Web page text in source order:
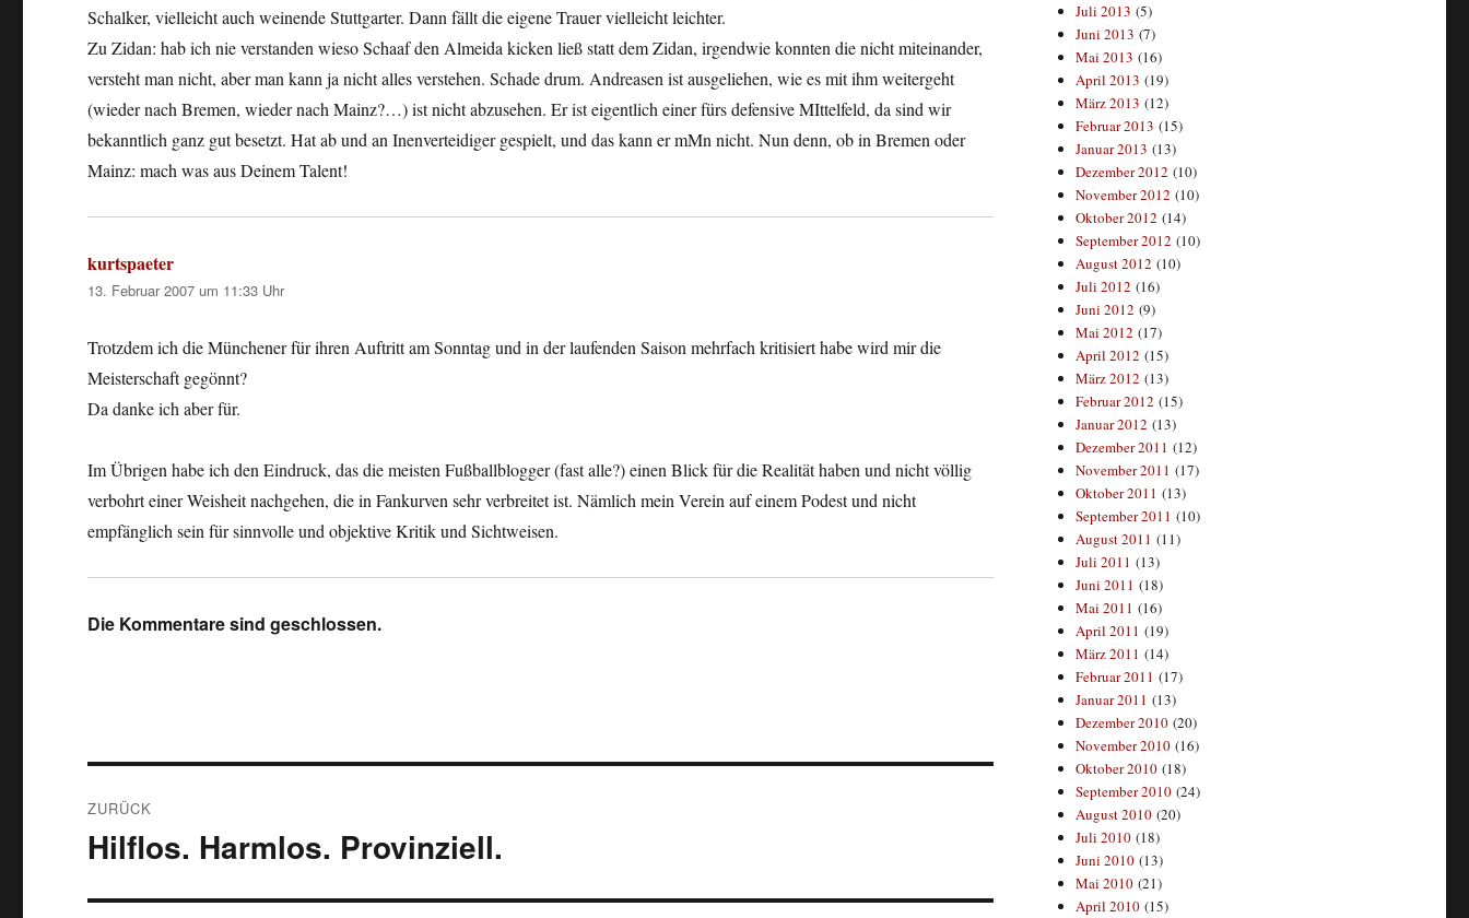
Schalker, vielleicht auch weinende Stuttgarter. Dann fällt die eigene Trauer vielleicht leichter.
Zu Zidan: hab ich nie verstanden wieso Schaaf den Almeida kicken ließ statt dem Zidan, irgendwie konnten die nicht miteinander,
versteht man nicht, aber man kann ja nicht alles verstehen. Schade drum. Andreasen ist ausgeliehen, wie es mit ihm weitergeht
(wieder nach Bremen, wieder nach Mainz?…) ist nicht abzusehen. Er ist eigentlich einer fürs defensive MIttelfeld, da sind wir
bekanntlich ganz gut besetzt. Hat ab und an Inenverteidiger gespielt, und das kann er mMn nicht. Nun denn, ob in Bremen oder
Mainz: mach was aus Deinem Talent!
kurtspaeter
13. Februar 2007 um 11:33 Uhr
Trotzdem ich die Münchener für ihren Auftritt am Sonntag und in der laufenden Saison mehrfach kritisiert habe wird mir die
Meisterschaft gegönnt?
Da danke ich aber für.
Im Übrigen habe ich den Eindruck, das die meisten Fußballblogger (fast alle?) einen Blick für die Realität haben und nicht völlig
verbohrt einer Weisheit nachgehen, die in Fankurven sehr verbreitet ist. Nämlich mein Verein auf einem Podest und nicht
empfänglich sein für sinnvolle und objektive Kritik und Sichtweisen.
Die Kommentare sind geschlossen.
ZURÜCK
Vorheriger
Hilflos. Harmlos. Provinziell.
Juli 2013 (5)
Juni 2013 (7)
Mai 2013 (16)
April 2013 (19)
März 2013 (12)
Februar 2013 (15)
Januar 2013 (13)
Dezember 2012 (10)
November 2012 (10)
Oktober 2012 (14)
September 2012 (10)
August 2012 (10)
Juli 2012 (16)
Juni 2012 (9)
Mai 2012 (17)
April 2012 (15)
März 2012 (13)
Februar 2012 (15)
Januar 2012 (13)
Dezember 2011 (12)
November 2011 (17)
Oktober 2011 (13)
September 2011 (10)
August 2011 (11)
Juli 2011 (13)
Juni 2011 (18)
Mai 2011 (16)
April 2011 (19)
März 2011 (14)
Februar 2011 (17)
Januar 2011 (13)
Dezember 2010 (20)
November 2010 (16)
Oktober 2010 (18)
September 2010 (24)
August 2010 (20)
Juli 2010 (18)
Juni 2010 (13)
Mai 2010 (21)
April 2010 (15)